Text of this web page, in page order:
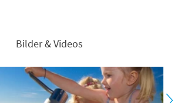
Bilder & Videos